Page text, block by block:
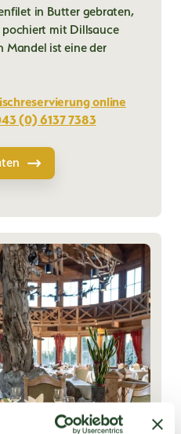
in Butter gebraten,
mit Dillsauce
Mandel ist eine der
online
(0) 6137 7383